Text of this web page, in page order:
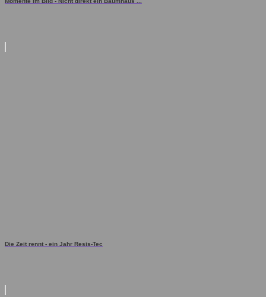
Die Zeit rennt - ein Jahr Resis-Tec